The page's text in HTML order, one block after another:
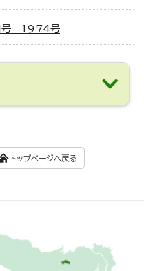
号 1974号
トップページへ戻る